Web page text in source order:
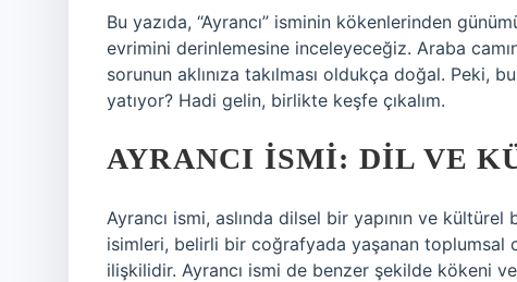
Bu yazıda, “Ayrancı” isminin kökenlerinden
evrimini derinlemesine inceleyeceğiz. Araba
sorunun aklınıza takılması oldukça doğal.
yatıyor? Hadi gelin, birlikte keşfe çıkalım.
AYRANCI İSMI: DIL VE
Ayrancı ismi, aslında dilsel bir yapının ve
isimleri, belirli bir coğrafyada yaşanan
ilişkilidir. Ayrancı ismi de benzer şekilde kökeni ve